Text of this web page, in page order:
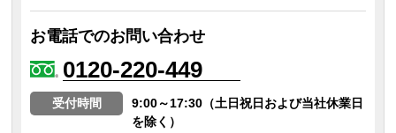
お電話でのお問い合わせ
0120-220-449
受付時間
9:00～17:30（土日祝日および当社休業日
を除く）